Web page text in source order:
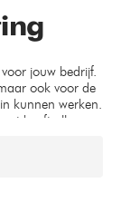
jouw bedrijf.
ook voor de
kunnen werken.
heeft alle